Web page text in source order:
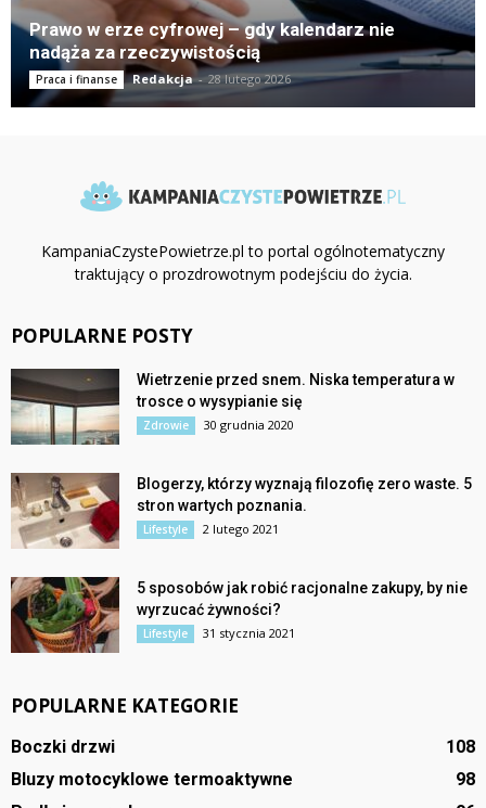
Prawo w erze cyfrowej – gdy kalendarz nie
nadąża za rzeczywistością
Praca i finanse Redakcja - 28 lutego 2026
KampaniaCzystePowietrze.pl to portal ogólnotematyczny
traktujący o prozdrowotnym podejściu do życia.
POPULARNE POSTY
Wietrzenie przed snem. Niska temperatura w
trosce o wysypianie się
Zdrowie 30 grudnia 2020
Blogerzy, którzy wyznają filozofię zero waste. 5
stron wartych poznania.
Lifestyle 2 lutego 2021
5 sposobów jak robić racjonalne zakupy, by nie
wyrzucać żywności?
Lifestyle 31 stycznia 2021
POPULARNE KATEGORIE
Boczki drzwi
108
Bluzy motocyklowe termoaktywne
98